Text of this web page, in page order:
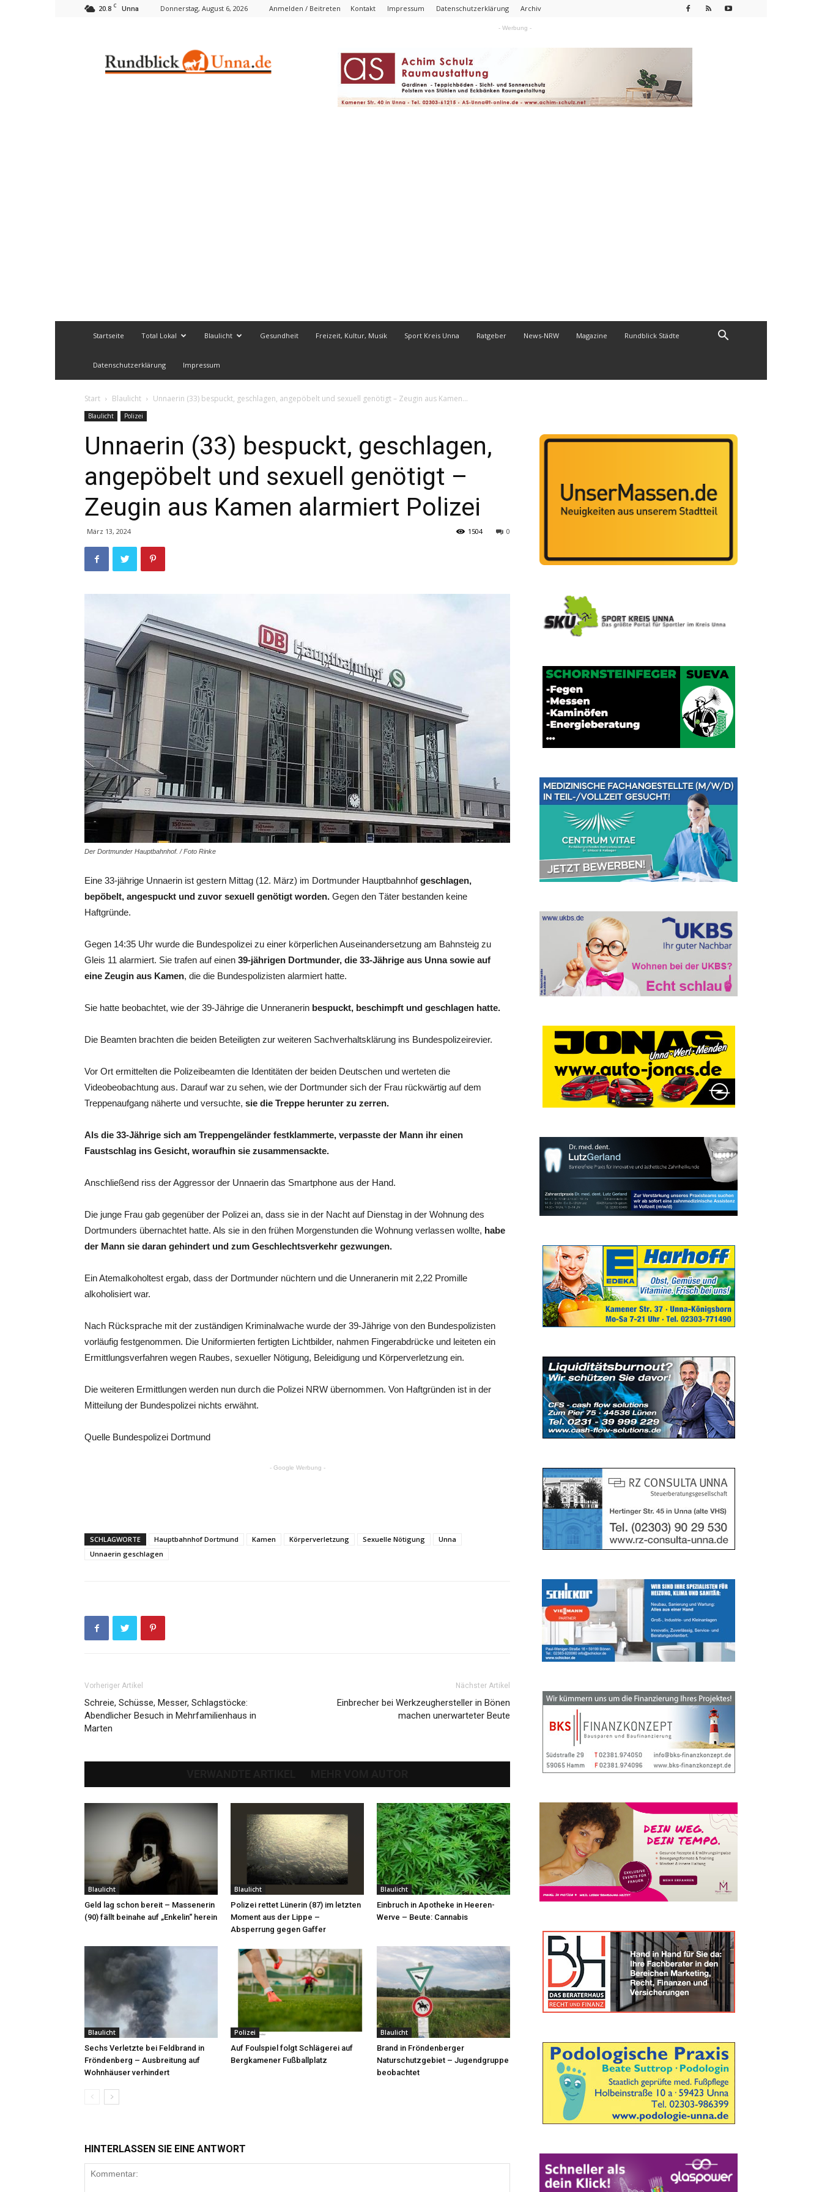
20.8 C Unna Donnerstag, August 6, 2026 Anmelden / Beitreten Kontakt Impressum Datenschutzerklärung Archiv
- Werbung -
Startseite Total Lokal Blaulicht Gesundheit Freizeit, Kultur, Musik Sport Kreis Unna Ratgeber News-NRW Magazine Rundblick Städte
Datenschutzerklärung Impressum
Start Blaulicht Unnaerin (33) bespuckt, geschlagen, angepöbelt und sexuell genötigt – Zeugin aus Kamen...
Blaulicht Polizei
Unnaerin (33) bespuckt, geschlagen,
angepöbelt und sexuell genötigt –
Zeugin aus Kamen alarmiert Polizei
März 13, 2024 0
1504
Der Dortmunder Hauptbahnhof. / Foto Rinke
Eine 33-jährige Unnaerin ist gestern Mittag (12. März) im Dortmunder Hauptbahnhofgeschlagen,
bepöbelt, angespuckt und zuvor sexuell genötigt worden. Gegen den Täter bestanden keine
Haftgründe.
Gegen 14:35 Uhr wurde die Bundespolizei zu einer körperlichen Auseinandersetzung am Bahnsteig zu
Gleis 11 alarmiert. Sie trafen auf einen 39-jährigen Dortmunder, die 33-Jährige aus Unna sowie auf
eine Zeugin aus Kamen, die die Bundespolizisten alarmiert hatte.
Sie hatte beobachtet, wie der 39-Jährige die Unneranerin bespuckt, beschimpft und geschlagen hatte.
Die Beamten brachten die beiden Beteiligten zur weiteren Sachverhaltsklärung ins Bundespolizeirevier.
Vor Ort ermittelten die Polizeibeamten die Identitäten der beiden Deutschen und werteten die
Videobeobachtung aus. Darauf war zu sehen, wie der Dortmunder sich der Frau rückwärtig auf dem
Treppenaufgang näherte und versuchte, sie die Treppe herunter zu zerren.
Als die 33-Jährige sich am Treppengeländer festklammerte, verpasste der Mann ihr einen
Faustschlag ins Gesicht, woraufhin sie zusammensackte.
Anschließend riss der Aggressor der Unnaerin das Smartphone aus der Hand.
Die junge Frau gab gegenüber der Polizei an, dass sie in der Nacht auf Dienstag in der Wohnung des
Dortmunders übernachtet hatte. Als sie in den frühen Morgenstunden die Wohnung verlassen wollte, habe
der Mann sie daran gehindert und zum Geschlechtsverkehr gezwungen.
Ein Atemalkoholtest ergab, dass der Dortmunder nüchtern und die Unneranerin mit 2,22 Promille
alkoholisiert war.
Nach Rücksprache mit der zuständigen Kriminalwache wurde der 39-Jährige von den Bundespolizisten
vorläufig festgenommen. Die Uniformierten fertigten Lichtbilder, nahmen Fingerabdrücke und leiteten ein
Ermittlungsverfahren wegen Raubes, sexueller Nötigung, Beleidigung und Körperverletzung ein.
Die weiteren Ermittlungen werden nun durch die Polizei NRW übernommen. Von Haftgründen ist in der
Mitteilung der Bundespolizei nichts erwähnt.
Quelle Bundespolizei Dortmund
- Google Werbung -
SCHLAGWORTE Hauptbahnhof Dortmund Kamen Körperverletzung Sexuelle Nötigung
Unna
Unnaerin geschlagen
Vorheriger Artikel
Schreie, Schüsse, Messer, Schlagstöcke:
Abendlicher Besuch in Mehrfamilienhaus in
Marten
Nächster Artikel
Einbrecher bei Werkzeughersteller in Bönen
machen unerwarteter Beute
Blaulicht
Geld lag schon bereit – Massenerin
(90) fällt beinahe auf „Enkelin“ herein
Blaulicht
Polizei rettet Lünerin (87) im letzten
Moment aus der Lippe –
Absperrung gegen Gaffer
Blaulicht
Einbruch in Apotheke in Heeren-
Werve – Beute: Cannabis
Blaulicht
Sechs Verletzte bei Feldbrand in
Fröndenberg – Ausbreitung auf
Wohnhäuser verhindert
Polizei
Auf Foulspiel folgt Schlägerei auf
Bergkamener Fußballplatz
Blaulicht
Brand in Fröndenberger
Naturschutzgebiet – Jugendgruppe
beobachtet
HINTERLASSEN SIE EINE ANTWORT